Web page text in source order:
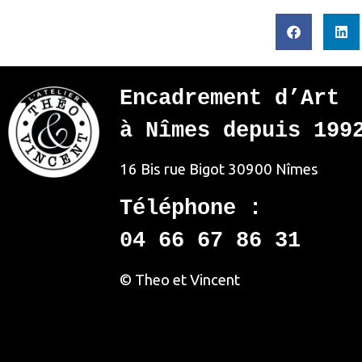
Encadrement d’Art
à Nîmes depuis
16 Bis rue Bigot 30900 Nîmes
Téléphone :
04 66 67 86 31
© Theo et Vincent